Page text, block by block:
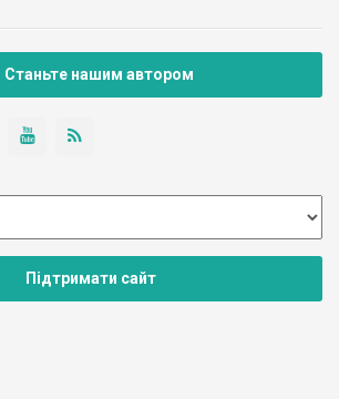
Станьте нашим автором
Підтримати сайт